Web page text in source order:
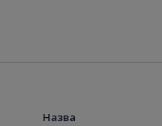
Назва